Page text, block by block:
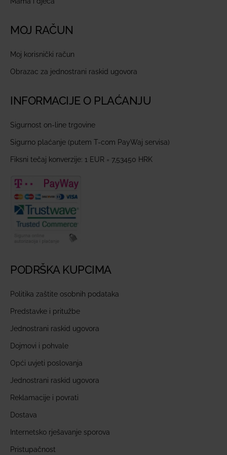
MOJ RAČUN
Moj korisnički račun
Obrazac za jednostrani raskid ugovora
INFORMACIJE O PLAĆANJU
Sigurnost on-line trgovine
Sigurno plaćanje (putem T-com PayWaj servisa)
Fiksni tečaj konverzije: 1 EUR = 7,53450 HRK
PODRŠKA KUPCIMA
Politika zaštite osobnih podataka
Predstavke i pritužbe
Jednostrani raskid ugovora
Dojmovi i pohvale
Opći uvjeti poslovanja
Jednostrani raskid ugovora
Reklamacije i povrati
Dostava
Internetsko rješavanje sporova
Pristupačnost